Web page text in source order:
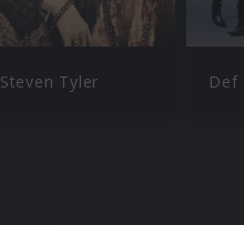
Steven Tyler Def